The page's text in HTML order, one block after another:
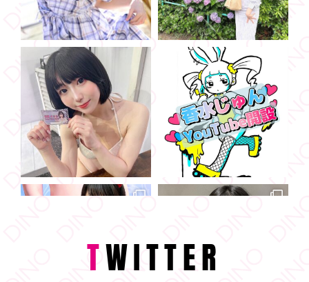
TWITTER